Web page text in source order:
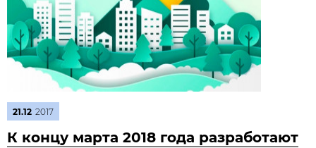
21.12 2017
К концу марта 2018 года разработают